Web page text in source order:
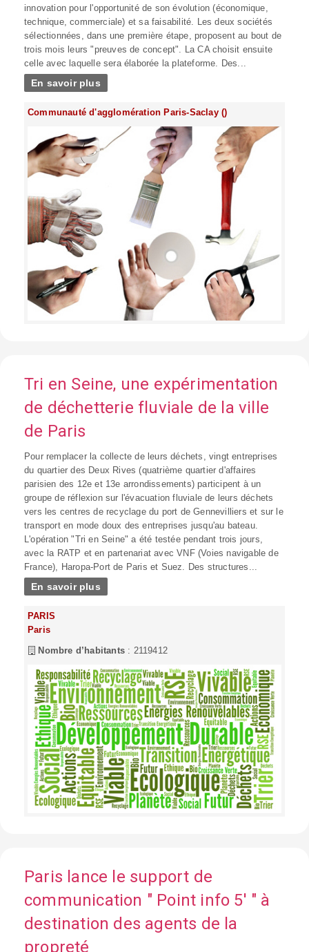
innovation pour l'opportunité de son évolution (économique,
technique, commerciale) et sa faisabilité. Les deux sociétés
sélectionnées, dans une première étape, proposent au bout de
trois mois leurs "preuves de concept". La CA choisit ensuite
celle avec laquelle sera élaborée la plateforme. Des...
En savoir plus
Communauté d'agglomération Paris-Saclay ()
Tri en Seine, une expérimentation
de déchetterie fluviale de la ville
de Paris
Pour remplacer la collecte de leurs déchets, vingt entreprises
du quartier des Deux Rives (quatrième quartier d'affaires
parisien des 12e et 13e arrondissements) participent à un
groupe de réflexion sur l'évacuation fluviale de leurs déchets
vers les centres de recyclage du port de Gennevilliers et sur le
transport en mode doux des entreprises jusqu'au bateau.
L'opération "Tri en Seine" a été testée pendant trois jours,
avec la RATP et en partenariat avec VNF (Voies navigable de
France), Haropa-Port de Paris et Suez. Des structures...
En savoir plus
PARIS
Paris
Nombre d’habitants : 2119412
Paris lance le support de
communication " Point info 5' " à
destination des agents de la
propreté